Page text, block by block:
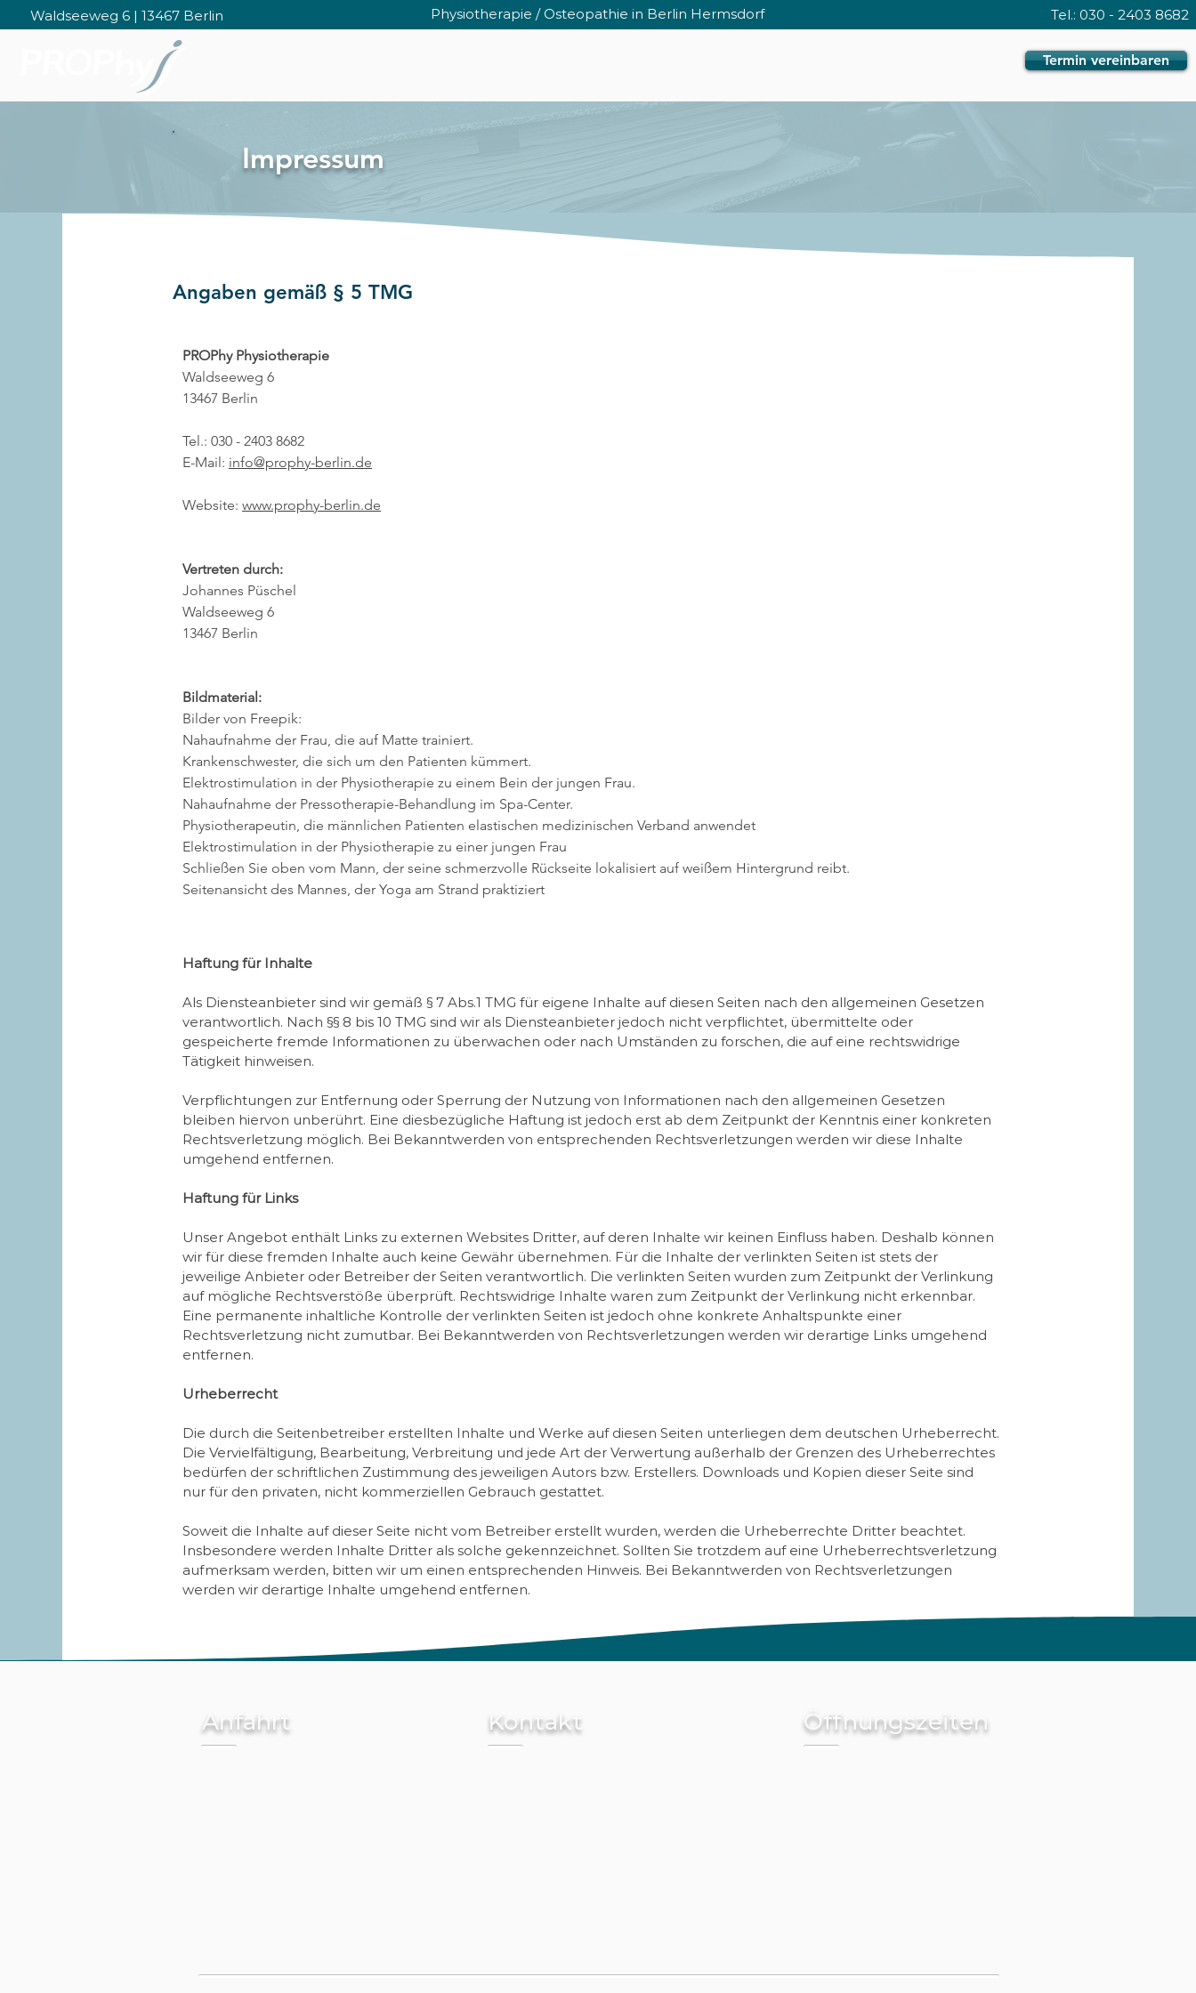
Waldseeweg 6 | 13467 Berlin Physiotherapie / Osteopathie in Berlin Hermsdorf Tel.: 030 - 2403 8682
Termin vereinbaren
Impressum
Angaben gemäß § 5 TMG
PROPhy Physiotherapie
Waldseeweg 6
13467 Berlin
Tel.: 030 - 2403 8682
E-Mail: info@prophy-berlin.de
Website: www.prophy-berlin.de
Vertreten durch:
Johannes Püschel
Waldseeweg 6
13467 Berlin
Bildmaterial:
Bilder von Freepik:
Nahaufnahme der Frau, die auf Matte trainiert.
Krankenschwester, die sich um den Patienten kümmert.
Elektrostimulation in der Physiotherapie zu einem Bein der jungen Frau.
Nahaufnahme der Pressotherapie-Behandlung im Spa-Center.
Physiotherapeutin, die männlichen Patienten elastischen medizinischen Verband anwendet
Elektrostimulation in der Physiotherapie zu einer jungen Frau
Schließen Sie oben vom Mann, der seine schmerzvolle Rückseite lokalisiert auf weißem Hintergrund reibt.
Seitenansicht des Mannes, der Yoga am Strand praktiziert
Haftung für Inhalte
Als Diensteanbieter sind wir gemäß § 7 Abs.1 TMG für eigene Inhalte auf diesen Seiten nach den allgemeinen Gesetzen
verantwortlich. Nach §§ 8 bis 10 TMG sind wir als Diensteanbieter jedoch nicht verpflichtet, übermittelte oder
gespeicherte fremde Informationen zu überwachen oder nach Umständen zu forschen, die auf eine rechtswidrige
Tätigkeit hinweisen.
Verpflichtungen zur Entfernung oder Sperrung der Nutzung von Informationen nach den allgemeinen Gesetzen
bleiben hiervon unberührt. Eine diesbezügliche Haftung ist jedoch erst ab dem Zeitpunkt der Kenntnis einer konkreten
Rechtsverletzung möglich. Bei Bekanntwerden von entsprechenden Rechtsverletzungen werden wir diese Inhalte
umgehend entfernen.
Haftung für Links
Unser Angebot enthält Links zu externen Websites Dritter, auf deren Inhalte wir keinen Einfluss haben. Deshalb können
wir für diese fremden Inhalte auch keine Gewähr übernehmen. Für die Inhalte der verlinkten Seiten ist stets der
jeweilige Anbieter oder Betreiber der Seiten verantwortlich. Die verlinkten Seiten wurden zum Zeitpunkt der Verlinkung
auf mögliche Rechtsverstöße überprüft. Rechtswidrige Inhalte waren zum Zeitpunkt der Verlinkung nicht erkennbar.
Eine permanente inhaltliche Kontrolle der verlinkten Seiten ist jedoch ohne konkrete Anhaltspunkte einer
Rechtsverletzung nicht zumutbar. Bei Bekanntwerden von Rechtsverletzungen werden wir derartige Links umgehend
entfernen.
Urheberrecht
Die durch die Seitenbetreiber erstellten Inhalte und Werke auf diesen Seiten unterliegen dem deutschen Urheberrecht.
Die Vervielfältigung, Bearbeitung, Verbreitung und jede Art der Verwertung außerhalb der Grenzen des Urheberrechtes
bedürfen der schriftlichen Zustimmung des jeweiligen Autors bzw. Erstellers. Downloads und Kopien dieser Seite sind
nur für den privaten, nicht kommerziellen Gebrauch gestattet.
Soweit die Inhalte auf dieser Seite nicht vom Betreiber erstellt wurden, werden die Urheberrechte Dritter beachtet.
Insbesondere werden Inhalte Dritter als solche gekennzeichnet. Sollten Sie trotzdem auf eine Urheberrechtsverletzung
aufmerksam werden, bitten wir um einen entsprechenden Hinweis. Bei Bekanntwerden von Rechtsverletzungen
werden wir derartige Inhalte umgehend entfernen.
Anfahrt Kontakt Öffnungszeiten